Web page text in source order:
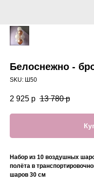
Белоснежно -
SKU: Ш50
2 925 р 13 780 р
Набор из 10 воздушных
полёта в
шаров 30 см